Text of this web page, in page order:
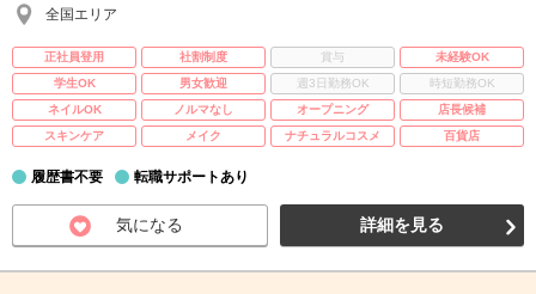
全国エリア
正社員登用 社割制度 賞与
未経験OK
学生OK
男女歓迎 週3日勤務OK
時短勤務OK
ネイルOK
ノルマなし オープニング
店長候補
スキンケア
メイク ナチュラルコスメ 百貨店
履歴書不要 転職サポートあり
気になる 詳細を見る